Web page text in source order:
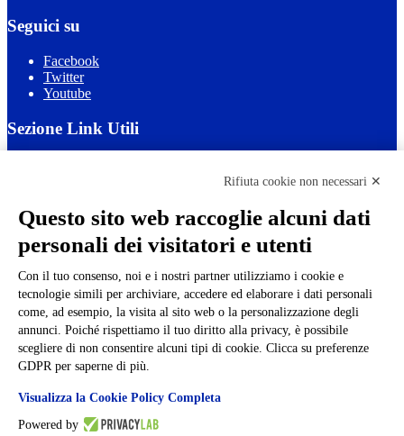
Seguici su
Facebook
Twitter
Youtube
Sezione Link Utili
Ufficio Relazioni con il Pubblico
Dichiarazione di accessibilità
Obiettivi di accessibilità
Gestione consensi cookie
Amministrazione trasparente
Pagina visualizzata
902 volte
Sezione Copyright
Copyright 2026 | Engineered and powered by Gruppo Spaggiari
Parma S.p.A. | Divisione Publishing & New Social Media
Rifiuta cookie non necessari ✕
Questo sito web raccoglie alcuni dati
personali dei visitatori e utenti
Con il tuo consenso, noi e i nostri partner utilizziamo i cookie e
tecnologie simili per archiviare, accedere ed elaborare i dati personali
come, ad esempio, la visita al sito web o la personalizzazione degli
annunci. Poiché rispettiamo il tuo diritto alla privacy, è possibile
scegliere di non consentire alcuni tipi di cookie. Clicca su preferenze
GDPR per saperne di più.
Visualizza la Cookie Policy Completa
Powered by